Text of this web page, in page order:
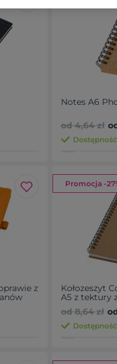
Notes A6
od 4,64 zł
z
Promocja -
Kołozeszyt
A5 z tektury
od 8,64 zł